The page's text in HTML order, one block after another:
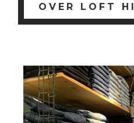
OVER LOFT